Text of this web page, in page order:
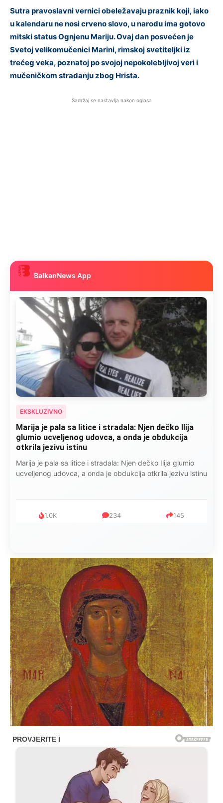
Sutra pravoslavni vernici obeležavaju praznik koji, iako
u kalendaru ne nosi crveno slovo, u narodu ima gotovo
mitski status Ognjenu Mariju. Ovaj dan posvećen je
Svetoj velikomučenici Marini, rimskoj svetiteljki iz
trećeg veka, poznatoj po svojoj nepokolebljivoj veri i
mučeničkom stradanju zbog Hrista.
Sadržaj se nastavlja nakon oglasa
BalkanNews App
EKSKLUZIVNO
Marija je pala sa litice i stradala: Njen dečko Ilija
glumio ucveljenog udovca, a onda je obdukcija
otkrila jezivu istinu
Marija je pala sa litice i stradala: Njen dečko Ilija glumio
ucveljenog udovca, a onda je obdukcija otkrila jezivu istinu
1.0K 234 145